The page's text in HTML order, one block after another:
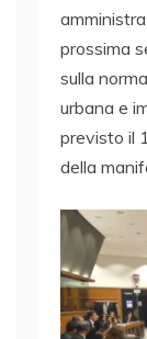
prossima
sulla
urbana e
previsto il
della